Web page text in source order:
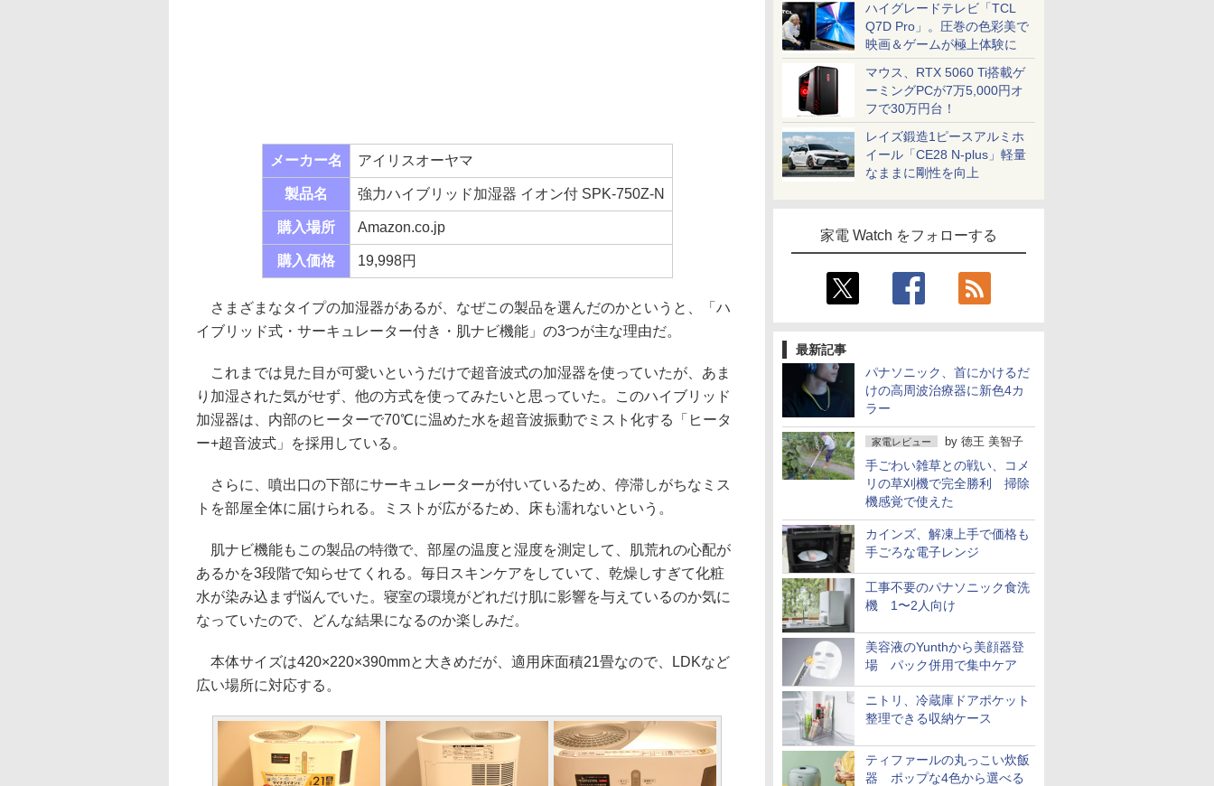
ハイグレードテレビ「TCL
Q7D Pro」。圧巻の色彩美で
映画＆ゲームが極上体験に
マウス、RTX 5060 Ti搭載ゲ
ーミングPCが7万5,000円オ
フで30万円台！
レイズ鍛造1ピースアルミホ
イール「CE28 N-plus」軽量
なままに剛性を向上
家電 Watch をフォローする
最新記事
パナソニック、首にかけるだ
けの高周波治療器に新色4カ
ラー
家電レビュー by 徳王 美智子
手ごわい雑草との戦い、コメ
リの草刈機で完全勝利 掃除
機感覚で使えた
カインズ、解凍上手で価格も
手ごろな電子レンジ
工事不要のパナソニック食洗
機 1〜2人向け
美容液のYunthから美顔器登
場 パック併用で集中ケア
ニトリ、冷蔵庫ドアポケット
整理できる収納ケース
ティファールの丸っこい炊飯
器 ポップな4色から選べる
メーカー名 アイリスオーヤマ
製品名 強力ハイブリッド加湿器 イオン付 SPK-750Z-N
購入場所 Amazon.co.jp
購入価格 19,998円
さまざまなタイプの加湿器があるが、なぜこの製品を選んだのかというと、「ハ
イブリッド式・サーキュレーター付き・肌ナビ機能」の3つが主な理由だ。
これまでは見た目が可愛いというだけで超音波式の加湿器を使っていたが、あま
り加湿された気がせず、他の方式を使ってみたいと思っていた。このハイブリッド
加湿器は、内部のヒーターで70℃に温めた水を超音波振動でミスト化する「ヒータ
ー+超音波式」を採用している。
さらに、噴出口の下部にサーキュレーターが付いているため、停滞しがちなミス
トを部屋全体に届けられる。ミストが広がるため、床も濡れないという。
肌ナビ機能もこの製品の特徴で、部屋の温度と湿度を測定して、肌荒れの心配が
あるかを3段階で知らせてくれる。毎日スキンケアをしていて、乾燥しすぎて化粧
水が染み込まず悩んでいた。寝室の環境がどれだけ肌に影響を与えているのか気に
なっていたので、どんな結果になるのか楽しみだ。
本体サイズは420×220×390mmと大きめだが、適用床面積21畳なので、LDKなど
広い場所に対応する。